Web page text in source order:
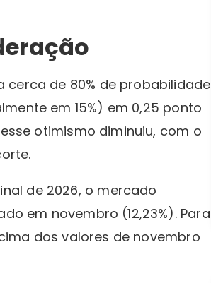
de 80% de probabilidade
em 15%) em 0,25 ponto
otimismo diminuiu, com o
de 2026, o mercado
em novembro (12,23%). Para
dos valores de novembro